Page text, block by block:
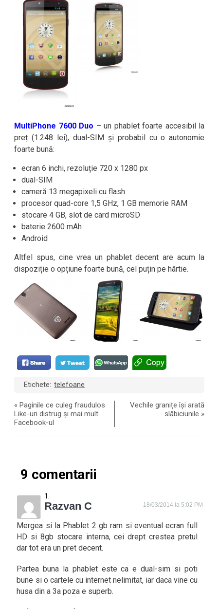
MultiPhone 7600 Duo – un phablet foarte accesibil la
preț (1.248 lei), dual-SIM și probabil cu o autonomie
foarte bună:
ecran 6 inchi, rezoluție 720 x 1280 px
dual-SIM
cameră 13 megapixeli cu flash
procesor quad-core 1,5 GHz, 1 GB memorie RAM
stocare 4 GB, slot de card microSD
baterie 2600 mAh
Android
Altfel spus, cine vrea un phablet decent are acum la
dispoziție o opțiune foarte bună, cel puțin pe hârtie.
Etichete: telefoane
«Paginile ce culeg fraudulos
Like-uri distrug și mai mult
Facebook-ul
Vechile granițe își arată
slăbiciunile »
9 comentarii
Razvan C 18/03/2014 la 5:02 PM
Mergea si la Phablet 2 gb ram si eventual ecran full
HD si 8gb stocare interna, cei drept crestea pretul
dar tot era un pret decent.
Partea buna la phablet este ca e dual-sim si poti
bune si o cartele cu internet nelimitat, iar daca vine cu
husa din a 3a poza e superb.